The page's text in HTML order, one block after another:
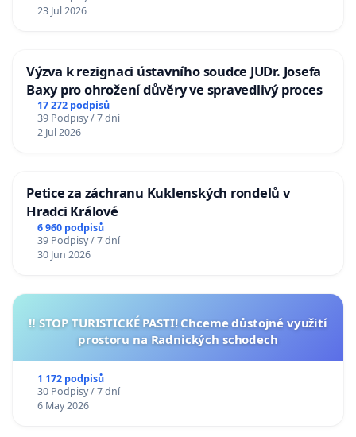
23 Jul 2026
Výzva k rezignaci ústavního soudce JUDr. Josefa
Baxy pro ohrožení důvěry ve spravedlivý proces
17 272 podpisů
39 Podpisy / 7 dní
2 Jul 2026
Petice za záchranu Kuklenských rondelů v
Hradci Králové
6 960 podpisů
39 Podpisy / 7 dní
30 Jun 2026
‼️ STOP TURISTICKÉ PASTI! Chceme důstojné využití
prostoru na Radnických schodech
1 172 podpisů
30 Podpisy / 7 dní
6 May 2026